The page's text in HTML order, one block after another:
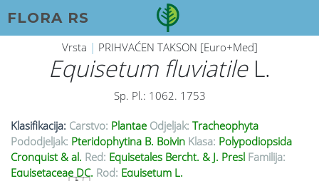
FLORA RS
Vrsta | PRIHVAĆEN TAKSON [Euro+Med]
Equisetum fluviatileL.
Sp. Pl.: 1062. 1753
Klasifikacija: Carstvo: Plantae Odjeljak: Tracheophyta
Pododjeljak: Pteridophytina B. Boivin Klasa: Polypodiopsida
Cronquist & al. Red: Equisetales Bercht. & J. Presl Familija:
Equisetaceae DC. Rod: Equisetum L.